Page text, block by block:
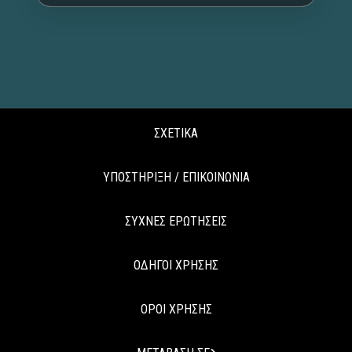
ΣΧΕΤΙΚΑ
ΥΠΟΣΤΗΡΙΞΗ / ΕΠΙΚΟΙΝΩΝΙΑ
ΣΥΧΝΕΣ ΕΡΩΤΗΣΕΙΣ
ΟΔΗΓΟΙ ΧΡΗΣΗΣ
ΟΡΟΙ ΧΡΗΣΗΣ